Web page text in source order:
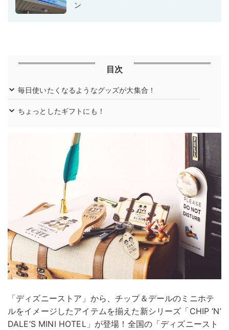
ン
目次
毎日使いたくなるようなグッズが大集合！
ちょっとしたギフトにも！
「ディズニーストア」から、チップ＆デールのミニホテ
ルをイメージしたアイテムを揃えた新シリーズ「CHIP ‘N’
DALE’S MINI HOTEL」が登場！全国の「ディズニースト